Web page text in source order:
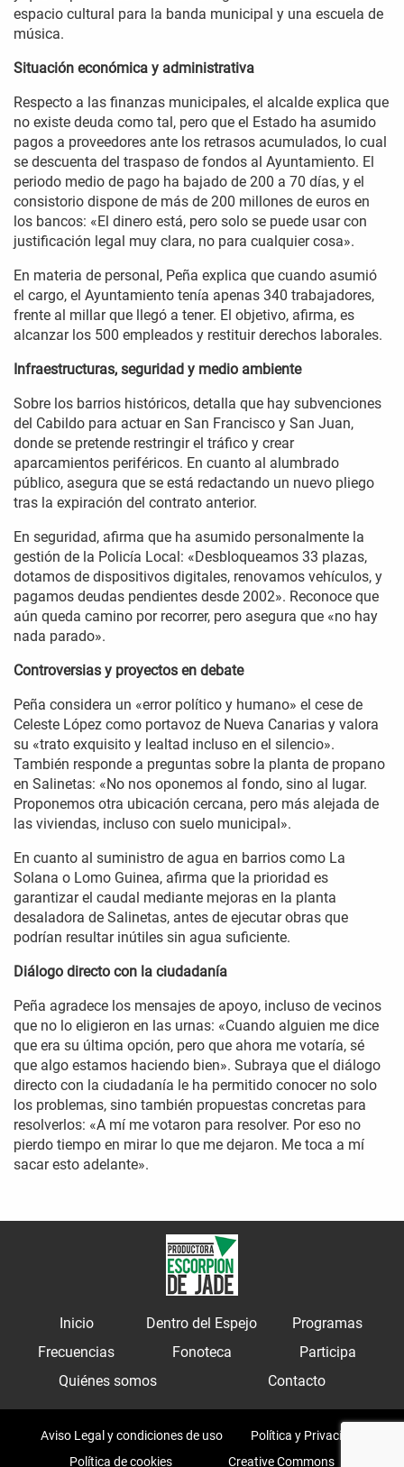
espacio cultural para la banda municipal y una escuela de
música.
Situación económica y administrativa
Respecto a las finanzas municipales, el alcalde explica que
no existe deuda como tal, pero que el Estado ha asumido
pagos a proveedores ante los retrasos acumulados, lo cual
se descuenta del traspaso de fondos al Ayuntamiento. El
periodo medio de pago ha bajado de 200 a 70 días, y el
consistorio dispone de más de 200 millones de euros en
los bancos: «El dinero está, pero solo se puede usar con
justificación legal muy clara, no para cualquier cosa».
En materia de personal, Peña explica que cuando asumió
el cargo, el Ayuntamiento tenía apenas 340 trabajadores,
frente al millar que llegó a tener. El objetivo, afirma, es
alcanzar los 500 empleados y restituir derechos laborales.
Infraestructuras, seguridad y medio ambiente
Sobre los barrios históricos, detalla que hay subvenciones
del Cabildo para actuar en San Francisco y San Juan,
donde se pretende restringir el tráfico y crear
aparcamientos periféricos. En cuanto al alumbrado
público, asegura que se está redactando un nuevo pliego
tras la expiración del contrato anterior.
En seguridad, afirma que ha asumido personalmente la
gestión de la Policía Local: «Desbloqueamos 33 plazas,
dotamos de dispositivos digitales, renovamos vehículos, y
pagamos deudas pendientes desde 2002». Reconoce que
aún queda camino por recorrer, pero asegura que «no hay
nada parado».
Controversias y proyectos en debate
Peña considera un «error político y humano» el cese de
Celeste López como portavoz de Nueva Canarias y valora
su «trato exquisito y lealtad incluso en el silencio».
También responde a preguntas sobre la planta de propano
en Salinetas: «No nos oponemos al fondo, sino al lugar.
Proponemos otra ubicación cercana, pero más alejada de
las viviendas, incluso con suelo municipal».
En cuanto al suministro de agua en barrios como La
Solana o Lomo Guinea, afirma que la prioridad es
garantizar el caudal mediante mejoras en la planta
desaladora de Salinetas, antes de ejecutar obras que
podrían resultar inútiles sin agua suficiente.
Diálogo directo con la ciudadanía
Peña agradece los mensajes de apoyo, incluso de vecinos
que no lo eligieron en las urnas: «Cuando alguien me dice
que era su última opción, pero que ahora me votaría, sé
que algo estamos haciendo bien». Subraya que el diálogo
directo con la ciudadanía le ha permitido conocer no solo
los problemas, sino también propuestas concretas para
resolverlos: «A mí me votaron para resolver. Por eso no
pierdo tiempo en mirar lo que me dejaron. Me toca a mí
sacar esto adelante».
Inicio Dentro del Espejo
Programas
Frecuencias
Fonoteca
Participa
Quiénes somos
Contacto
Aviso Legal y condiciones de uso
Política y Privacidad
Política de cookies
Creative Commons